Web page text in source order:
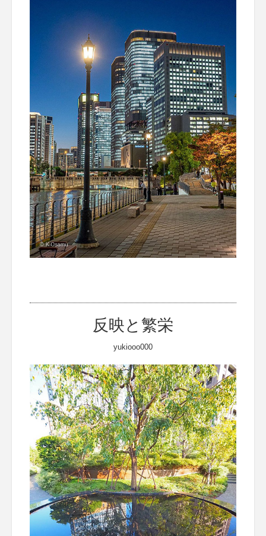
反映と繁栄
yukiooo000